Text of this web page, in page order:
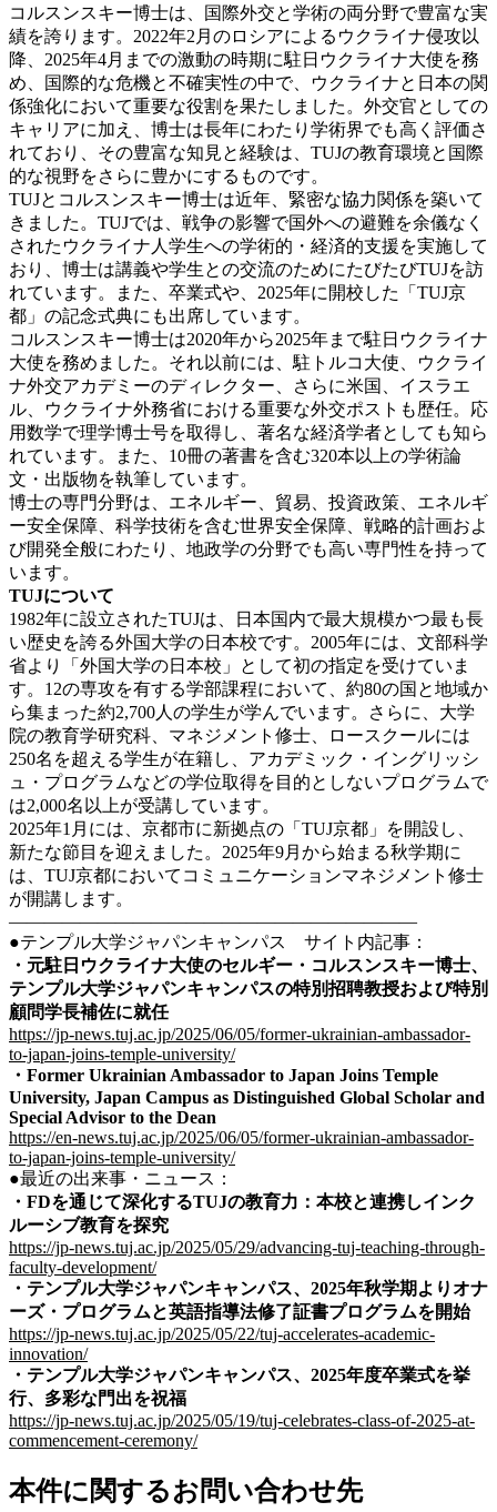
コルスンスキー博士は、国際外交と学術の両分野で豊富な実
績を誇ります。2022年2月のロシアによるウクライナ侵攻以
降、2025年4月までの激動の時期に駐日ウクライナ大使を務
め、国際的な危機と不確実性の中で、ウクライナと日本の関
係強化において重要な役割を果たしました。外交官としての
キャリアに加え、博士は長年にわたり学術界でも高く評価さ
れており、その豊富な知見と経験は、TUJの教育環境と国際
的な視野をさらに豊かにするものです。
TUJとコルスンスキー博士は近年、緊密な協力関係を築いて
きました。TUJでは、戦争の影響で国外への避難を余儀なく
されたウクライナ人学生への学術的・経済的支援を実施して
おり、博士は講義や学生との交流のためにたびたびTUJを訪
れています。また、卒業式や、2025年に開校した「TUJ京
都」の記念式典にも出席しています。
コルスンスキー博士は2020年から2025年まで駐日ウクライナ
大使を務めました。それ以前には、駐トルコ大使、ウクライ
ナ外交アカデミーのディレクター、さらに米国、イスラエ
ル、ウクライナ外務省における重要な外交ポストも歴任。応
用数学で理学博士号を取得し、著名な経済学者としても知ら
れています。また、10冊の著書を含む320本以上の学術論
文・出版物を執筆しています。
博士の専門分野は、エネルギー、貿易、投資政策、エネルギ
ー安全保障、科学技術を含む世界安全保障、戦略的計画およ
び開発全般にわたり、地政学の分野でも高い専門性を持って
います。
TUJについて
1982年に設立されたTUJは、日本国内で最大規模かつ最も長
い歴史を誇る外国大学の日本校です。2005年には、文部科学
省より「外国大学の日本校」として初の指定を受けていま
す。12の専攻を有する学部課程において、約80の国と地域か
ら集まった約2,700人の学生が学んでいます。さらに、大学
院の教育学研究科、マネジメント修士、ロースクールには
250名を超える学生が在籍し、アカデミック・イングリッシ
ュ・プログラムなどの学位取得を目的としないプログラムで
は2,000名以上が受講しています。
2025年1月には、京都市に新拠点の「TUJ京都」を開設し、
新たな節目を迎えました。2025年9月から始まる秋学期に
は、TUJ京都においてコミュニケーションマネジメント修士
が開講します。
———————————————————————
●テンプル大学ジャパンキャンパス サイト内記事：
・ 元駐日ウクライナ大使のセルギー・コルスンスキー博士、
テンプル大学ジャパンキャンパスの特別招聘教授および特別
顧問学長補佐に就任
https://jp-news.tuj.ac.jp/2025/06/05/former-ukrainian-ambassador-
to-japan-joins-temple-university/
・ Former Ukrainian Ambassador to Japan Joins Temple
University, Japan Campus as Distinguished Global Scholar and
Special Advisor to the Dean
https://en-news.tuj.ac.jp/2025/06/05/former-ukrainian-ambassador-
to-japan-joins-temple-university/
●最近の出来事・ニュース：
・ FDを通じて深化するTUJの教育力：本校と連携しインク
ルーシブ教育を探究
https://jp-news.tuj.ac.jp/2025/05/29/advancing-tuj-teaching-through-
faculty-development/
・テンプル大学ジャパンキャンパス、2025年秋学期よりオナ
ーズ・プログラムと英語指導法修了証書プログラムを開始
https://jp-news.tuj.ac.jp/2025/05/22/tuj-accelerates-academic-
innovation/
・テンプル大学ジャパンキャンパス、2025年度卒業式を挙
行、多彩な門出を祝福
https://jp-news.tuj.ac.jp/2025/05/19/tuj-celebrates-class-of-2025-at-
commencement-ceremony/
本件に関するお問い合わせ先